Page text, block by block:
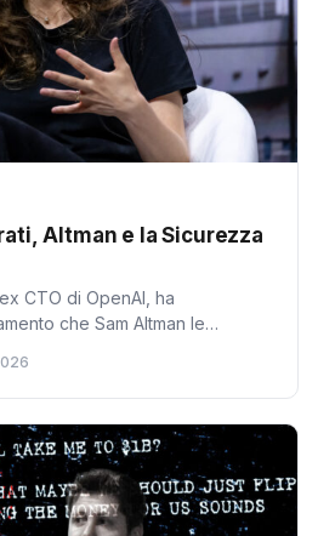
Altman e la Sicurezza
CTO di OpenAI, ha
che Sam Altman le